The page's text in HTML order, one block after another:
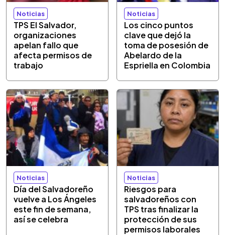
Noticias
TPS El Salvador,
organizaciones
apelan fallo que
afecta permisos de
trabajo
Noticias
Los cinco puntos
clave que dejó la
toma de posesión de
Abelardo de la
Espriella en Colombia
Noticias
Día del Salvadoreño
vuelve a Los Ángeles
este fin de semana,
así se celebra
Noticias
Riesgos para
salvadoreños con
TPS tras finalizar la
protección de sus
permisos laborales